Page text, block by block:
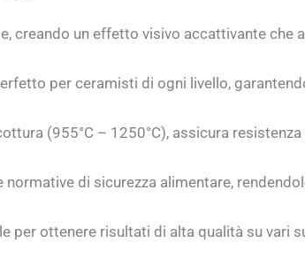
creando un effetto visivo accattivante che
per ceramisti di ogni livello,
(955°C – 1250°C), assicura
di sicurezza alimentare,
per ottenere risultati di alta qualità su vari